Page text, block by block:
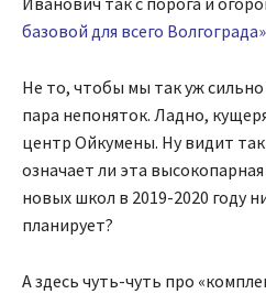
базовой для всего Волгограда
Не то, чтобы мы так уж
пара непоняток. Ладно,
центр Ойкумены. Ну видит
означает ли эта
новых школ в 2019-2020 году
планирует?
А здесь чуть-чуть про